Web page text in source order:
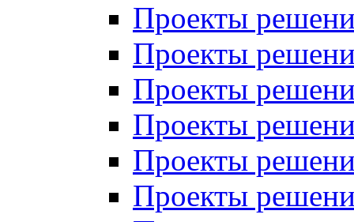
Проекты
Проекты
Проекты
Проекты
Проекты
Проекты